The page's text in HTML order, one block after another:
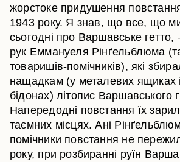
жорстоке придушення повстання
1943 року. Я знав, що все, що
сьогодні про Варшавське
рук Еммануеля Рінґельблюма
товаришів-помічників), які
нащадкам (у металевих ящиках
бідонах) літопис Варшавського
Напередодні повстання їх
таємних місцях. Ані
помічники повстання не
року, при розбиранні руїн